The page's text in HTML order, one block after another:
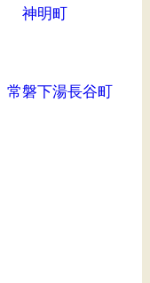
神明町
常磐下湯長谷町